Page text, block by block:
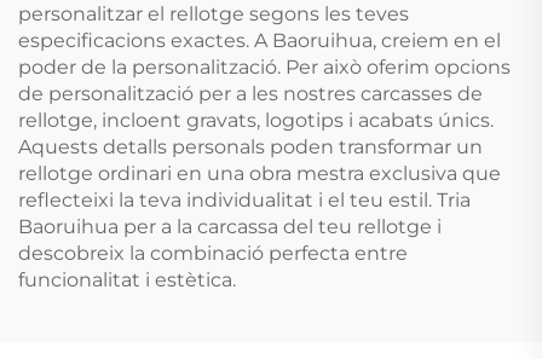
personalitzar el rellotge segons les teves
especificacions exactes. A Baoruihua, creiem en el
poder de la personalització. Per això oferim opcions
de personalització per a les nostres carcasses de
rellotge, incloent gravats, logotips i acabats únics.
Aquests detalls personals poden transformar un
rellotge ordinari en una obra mestra exclusiva que
reflecteixi la teva individualitat i el teu estil. Tria
Baoruihua per a la carcassa del teu rellotge i
descobreix la combinació perfecta entre
funcionalitat i estètica.